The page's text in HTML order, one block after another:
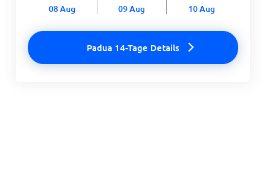
08 Aug 09 Aug 10 Aug
Padua 14-Tage Details